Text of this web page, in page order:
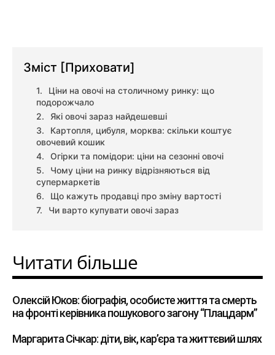
Зміст [Приховати]
Ціни на овочі на столичному ринку: що
подорожчало
Які овочі зараз найдешевші
Картопля, цибуля, морква: скільки коштує
овочевий кошик
Огірки та помідори: ціни на сезонні овочі
Чому ціни на ринку відрізняються від
супермаркетів
Що кажуть продавці про зміну вартості
Чи варто купувати овочі зараз
Читати більше
Олексій Юков: біографія, особисте життя та смерть
на фронті керівника пошукового загону “Плацдарм”
Маргарита Січкар: діти, вік, кар’єра та життєвий шлях